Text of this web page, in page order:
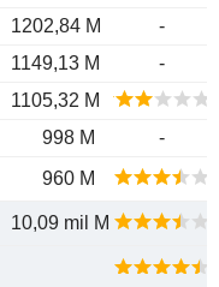
1202,84 M
-
1149,13 M
-
1105,32 M
998 M
-
960 M
10,09 mil M